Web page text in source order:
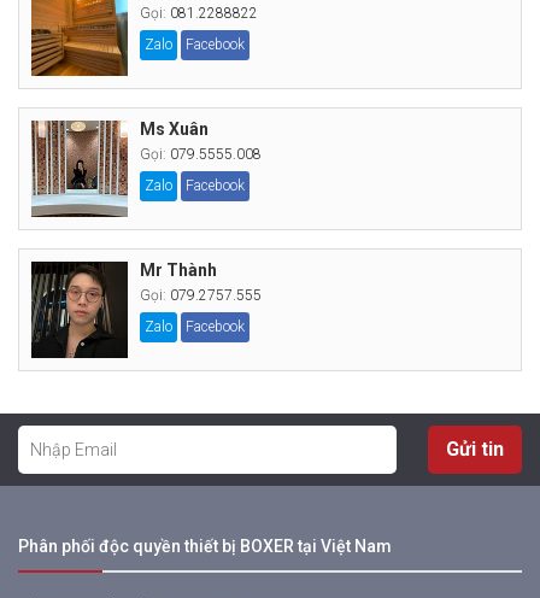
Gọi: 081.2288822
Zalo
Facebook
Ms Xuân
Gọi: 079.5555.008
Zalo
Facebook
Mr Thành
Gọi: 079.2757.555
Zalo
Facebook
Gửi tin
Phân phối độc quyền thiết bị BOXER tại Việt Nam